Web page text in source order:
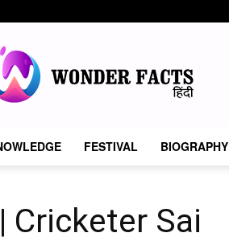
FESTIVAL BIOGRAPHY
| Cricketer Sai